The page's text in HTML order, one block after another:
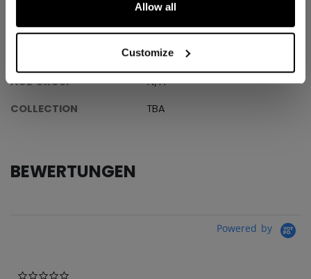
Allow all
Customize
ANGABEN
BTPRO32-NA
AGE GROUP
N/A
COLLECTION
TBA
BEWERTUNGEN
Powered by